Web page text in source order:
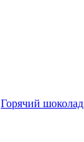
Горячий шоколад